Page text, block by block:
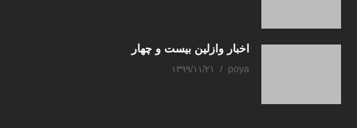
اخبار وازلین بیست و چهار
poya ۱۳۹۹/۱۱/۲۱